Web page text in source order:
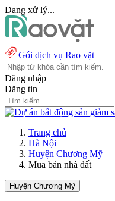
Đang xử lý...
Gói dịch vụ Rao vặt
Đăng nhập
Đăng tin
Trang chủ
Hà Nội
Huyện Chương Mỹ
Mua bán nhà đất
Huyện Chương Mỹ